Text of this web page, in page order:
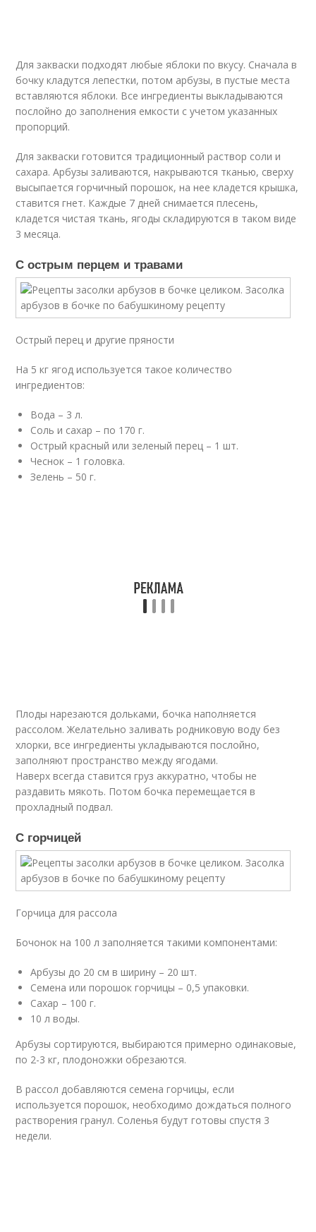
Для закваски подходят любые яблоки по вкусу. Сначала в
бочку кладутся лепестки, потом арбузы, в пустые места
вставляются яблоки. Все ингредиенты выкладываются
послойно до заполнения емкости с учетом указанных
пропорций.
Для закваски готовится традиционный раствор соли и
сахара. Арбузы заливаются, накрываются тканью, сверху
высыпается горчичный порошок, на нее кладется крышка,
ставится гнет. Каждые 7 дней снимается плесень,
кладется чистая ткань, ягоды складируются в таком виде
3 месяца.
С острым перцем и травами
Острый перец и другие пряности
На 5 кг ягод используется такое количество
ингредиентов:
Вода – 3 л.
Соль и сахар – по 170 г.
Острый красный или зеленый перец – 1 шт.
Чеснок – 1 головка.
Зелень – 50 г.
Плоды нарезаются дольками, бочка наполняется
рассолом. Желательно заливать родниковую воду без
хлорки, все ингредиенты укладываются послойно,
заполняют пространство между ягодами.
Наверх всегда ставится груз аккуратно, чтобы не
раздавить мякоть. Потом бочка перемещается в
прохладный подвал.
С горчицей
Горчица для рассола
Бочонок на 100 л заполняется такими компонентами:
Арбузы до 20 см в ширину – 20 шт.
Семена или порошок горчицы – 0,5 упаковки.
Сахар – 100 г.
10 л воды.
Арбузы сортируются, выбираются примерно одинаковые,
по 2-3 кг, плодоножки обрезаются.
В рассол добавляются семена горчицы, если
используется порошок, необходимо дождаться полного
растворения гранул. Соленья будут готовы спустя 3
недели.